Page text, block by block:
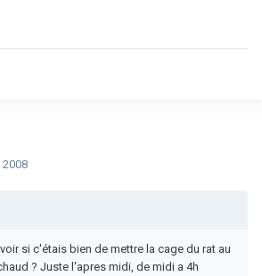
2008
si c'étais bien de mettre la cage du rat au
? Juste l'apres midi, de midi a 4h